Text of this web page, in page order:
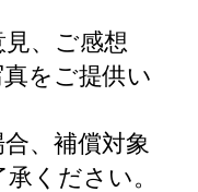
見、ご感想
をご提供い
、補償対象
ください。